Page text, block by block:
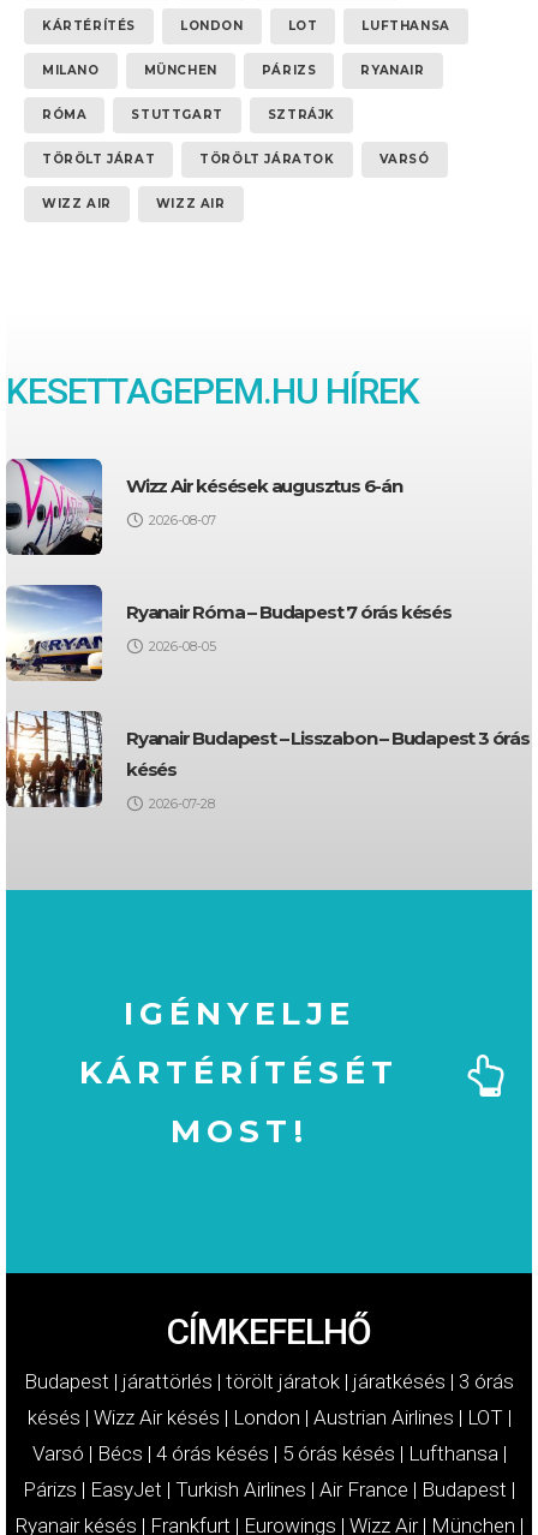
KÁRTÉRÍTÉS LONDON LOT LUFTHANSA
MILANO MÜNCHEN PÁRIZS RYANAIR
RÓMA STUTTGART SZTRÁJK
TÖRÖLT JÁRAT TÖRÖLT JÁRATOK VARSÓ
WIZZ AIR WIZZ AIR
KESETTAGEPEM.HU HÍREK
Wizz Air késések augusztus 6-án
2026-08-07
Ryanair Róma – Budapest 7 órás késés
2026-08-05
Ryanair Budapest – Lisszabon – Budapest 3 órás
késés
2026-07-28
IGÉNYELJE
KÁRTÉRÍTÉSÉT
MOST!
CÍMKEFELHŐ
Budapest | járattörlés | törölt járatok | járatkésés | 3 órás
késés | Wizz Air késés | London | Austrian Airlines | LOT|
Varsó | Bécs | 4 órás késés | 5 órás késés | Lufthansa|
Párizs | EasyJet | Turkish Airlines | Air France | Budapest |
Ryanair késés | Frankfurt | Eurowings | Wizz Air| München |